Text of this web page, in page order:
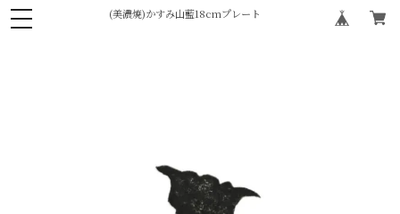
(美濃焼)かすみ山藍18cmプレート